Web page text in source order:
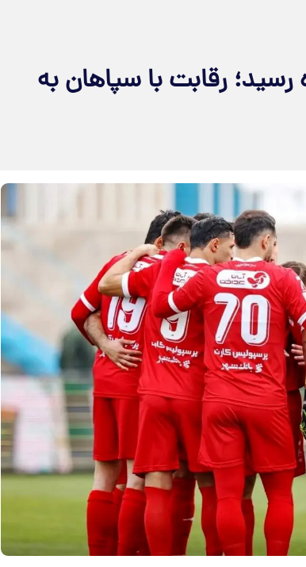
رقابت با سپاهان به